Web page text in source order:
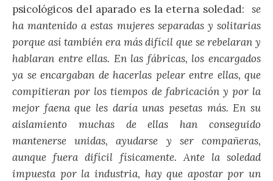
psicológicos del aparado es la eterna soledad: se
ha mantenido a estas mujeres separadas y solitarias
porque así también era más difícil que se rebelaran y
hablaran entre ellas. En las fábricas, los encargados
ya se encargaban de hacerlas pelear entre ellas, que
compitieran por los tiempos de fabricación y por la
mejor faena que les daría unas pesetas más. En su
aislamiento muchas de ellas han conseguido
mantenerse unidas, ayudarse y ser compañeras,
aunque fuera difícil físicamente. Ante la soledad
impuesta por la industria, hay que apostar por un